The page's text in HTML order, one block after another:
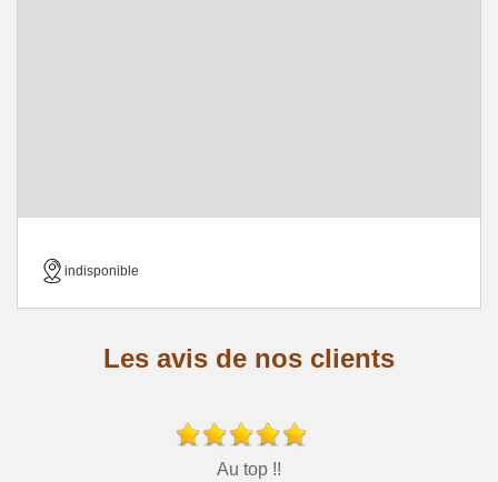
indisponible
Les avis de nos clients
Au top !!